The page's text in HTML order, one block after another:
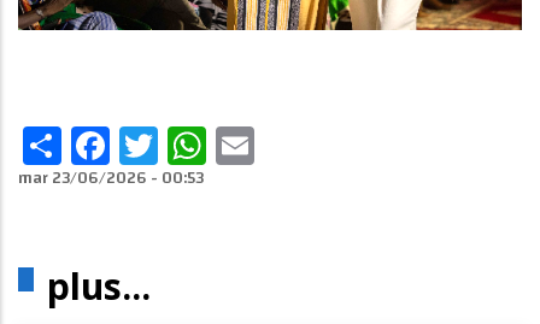
ShareFacebook
TwitterWhatsApp
mar 23/06/2026 - 00:53
plus...